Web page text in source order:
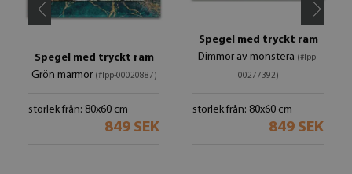
Spegel med tryckt ram
Grön marmor (#lpp-00020887)
storlek från: 80x60 cm
849 SEK
Spegel med tryckt ram
Dimmor av monstera (#lpp-
00277392)
storlek från: 80x60 cm
849 SEK